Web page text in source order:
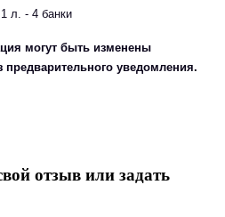
могут быть изменены
уведомления.
отзыв или задать